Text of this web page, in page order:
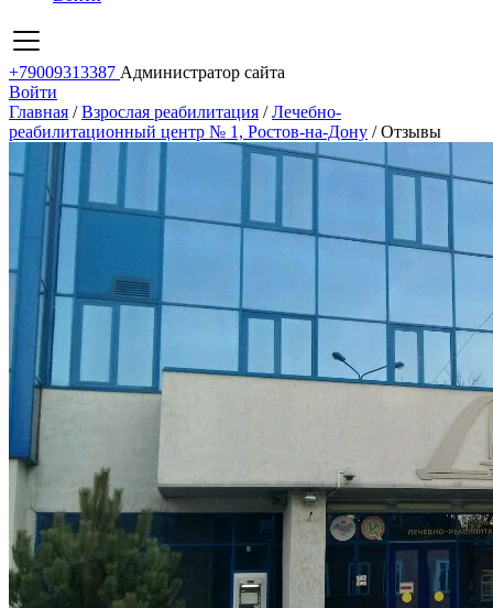
+79009313387 Администратор сайта
Войти
Главная /Взрослая реабилитация /Лечебно-
реабилитационный центр № 1, Ростов-на-Дону /Отзывы